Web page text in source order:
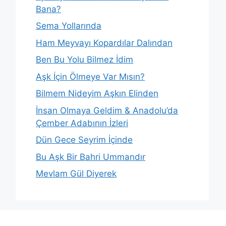
Bana?
Sema Yollarında
Ham Meyvayı Kopardılar Dalından
Ben Bu Yolu Bilmez İdim
Aşk İçin Ölmeye Var Mısın?
Bilmem Nideyim Aşkın Elinden
İnsan Olmaya Geldim & Anadolu’da
Çember Adabının İzleri
Dün Gece Seyrim İçinde
Bu Aşk Bir Bahri Ummandır
Mevlam Gül Diyerek